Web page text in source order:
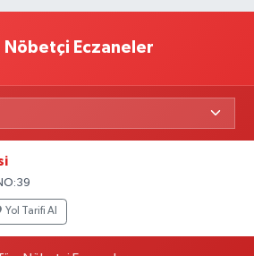
Nöbetçi Eczaneler
Yol Tarifi Al